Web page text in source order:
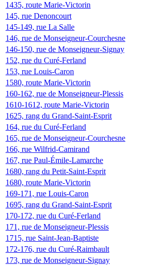
1435, route Marie-Victorin
145, rue Denoncourt
145-149, rue La Salle
146, rue de Monseigneur-Courchesne
146-150, rue de Monseigneur-Signay
152, rue du Curé-Ferland
153, rue Louis-Caron
1580, route Marie-Victorin
160-162, rue de Monseigneur-Plessis
1610-1612, route Marie-Victorin
1625, rang du Grand-Saint-Esprit
164, rue du Curé-Ferland
165, rue de Monseigneur-Courchesne
166, rue Wilfrid-Camirand
167, rue Paul-Émile-Lamarche
1680, rang du Petit-Saint-Esprit
1680, route Marie-Victorin
169-171, rue Louis-Caron
1695, rang du Grand-Saint-Esprit
170-172, rue du Curé-Ferland
171, rue de Monseigneur-Plessis
1715, rue Saint-Jean-Baptiste
172-176, rue du Curé-Raimbault
173, rue de Monseigneur-Signay